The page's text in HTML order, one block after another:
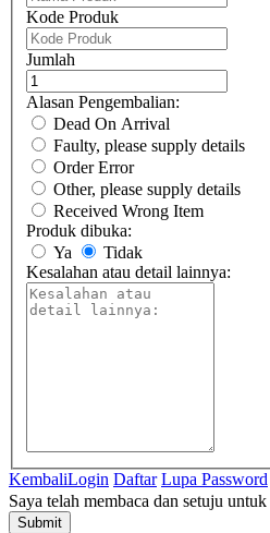
Kode Produk
Jumlah
Alasan Pengembalian:
Dead On Arrival
Faulty, please supply details
Order Error
Other, please supply details
Received Wrong Item
Produk dibuka:
Ya
Tidak
Kesalahan atau detail lainnya:
Kembali
Saya telah membaca dan setuju untuk
Login Daftar Lupa Password